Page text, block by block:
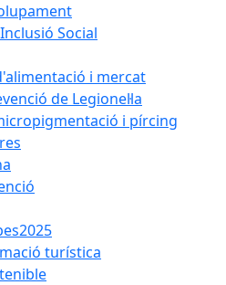
Social
i mercat
de Legionel·la
i pírcing
turística